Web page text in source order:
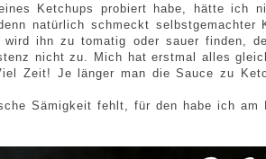
Ketchups probiert habe, hätte ich
natürlich schmeckt selbstgemachter
ihn zu tomatig oder sauer finden,
nicht zu. Mich hat erstmal alles
Zeit! Je länger man die Sauce zu
Sämigkeit fehlt, für den habe ich am